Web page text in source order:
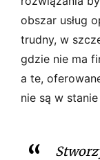
obszar usług
trudny, w
gdzie nie ma
a te,
nie są w